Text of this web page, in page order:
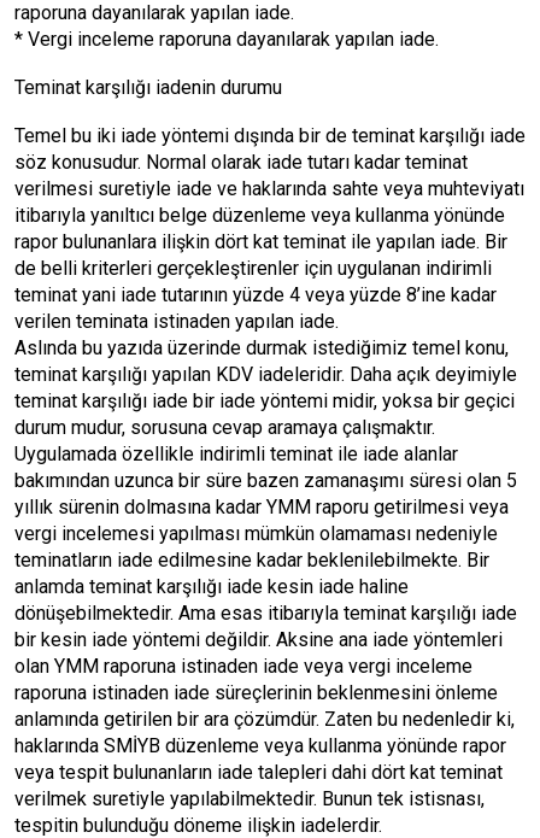
raporuna dayanılarak yapılan iade.
* Vergi inceleme raporuna dayanılarak yapılan iade.
Teminat karşılığı iadenin durumu
Temel bu iki iade yöntemi dışında bir de teminat karşılığı iade
söz konusudur. Normal olarak iade tutarı kadar teminat
verilmesi suretiyle iade ve haklarında sahte veya muhteviyatı
itibarıyla yanıltıcı belge düzenleme veya kullanma yönünde
rapor bulunanlara ilişkin dört kat teminat ile yapılan iade. Bir
de belli kriterleri gerçekleştirenler için uygulanan indirimli
teminat yani iade tutarının yüzde 4 veya yüzde 8’ine kadar
verilen teminata istinaden yapılan iade.
Aslında bu yazıda üzerinde durmak istediğimiz temel konu,
teminat karşılığı yapılan KDV iadeleridir. Daha açık deyimiyle
teminat karşılığı iade bir iade yöntemi midir, yoksa bir geçici
durum mudur, sorusuna cevap aramaya çalışmaktır.
Uygulamada özellikle indirimli teminat ile iade alanlar
bakımından uzunca bir süre bazen zamanaşımı süresi olan 5
yıllık sürenin dolmasına kadar YMM raporu getirilmesi veya
vergi incelemesi yapılması mümkün olamaması nedeniyle
teminatların iade edilmesine kadar beklenilebilmekte. Bir
anlamda teminat karşılığı iade kesin iade haline
dönüşebilmektedir. Ama esas itibarıyla teminat karşılığı iade
bir kesin iade yöntemi değildir. Aksine ana iade yöntemleri
olan YMM raporuna istinaden iade veya vergi inceleme
raporuna istinaden iade süreçlerinin beklenmesini önleme
anlamında getirilen bir ara çözümdür. Zaten bu nedenledir ki,
haklarında SMİYB düzenleme veya kullanma yönünde rapor
veya tespit bulunanların iade talepleri dahi dört kat teminat
verilmek suretiyle yapılabilmektedir. Bunun tek istisnası,
tespitin bulunduğu döneme ilişkin iadelerdir.